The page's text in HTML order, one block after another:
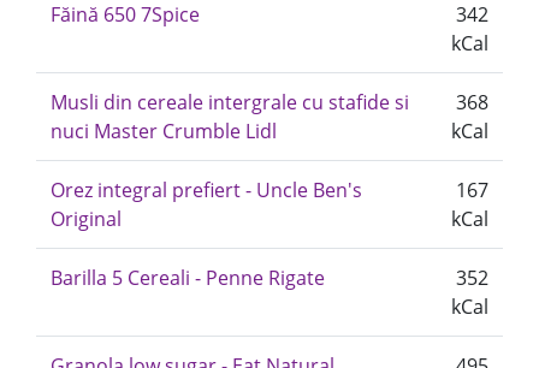
Făină 650 7Spice
342
kCal
Musli din cereale intergrale cu stafide si
nuci Master Crumble Lidl
368
kCal
Orez integral prefiert - Uncle Ben's
Original
167
kCal
Barilla 5 Cereali - Penne Rigate
352
kCal